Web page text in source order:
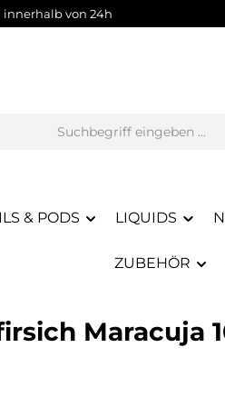
innerhalb von 24h
& PODS LIQUIDS
ZUBEHÖR
Maracuja